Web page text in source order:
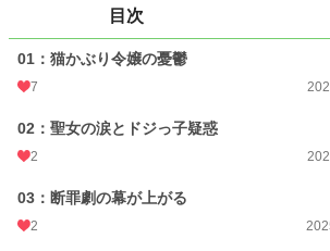
そんな彼女は、王太子アルフォンスの婚約者候補のひ
しかし王太子は最近、聖女として見出された男爵令嬢
レティシアを恋の邪魔者と見なしたイザベラは、
彼女を稀代の悪役令嬢に仕立て上げるべく涙と嘘で周
王太子は声高にレティシアの「罪」を断じ、婚約破棄
次の瞬間、レティシアの猫は剥がれ落ちた。
目次
01：猫かぶり令嬢の憂鬱
7
02：聖女の涙とドジっ子疑惑
2
03：断罪劇の幕が上がる
2